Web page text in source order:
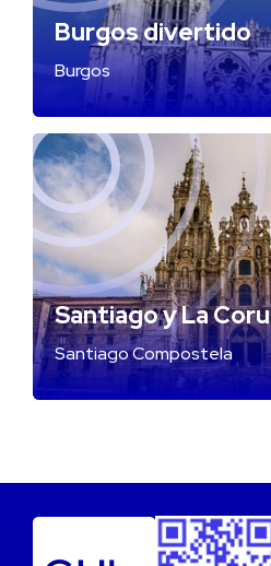
Burgos divertido
Burgos
Santiago y La
Santiago Compostela